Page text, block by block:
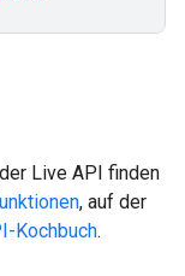
Live API finden
, auf der
Kochbuch.